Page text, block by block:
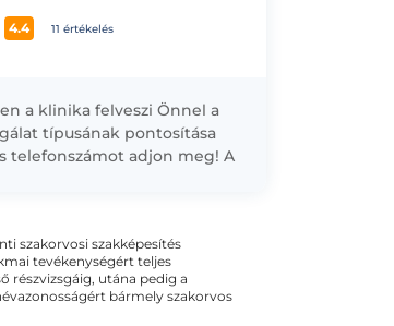
4.4 11 értékelés
a klinika felveszi Önnel a
típusának pontosítása
telefonszámot adjon meg! A
szakorvosi szakképesítés
tevékenységért teljes
részvizsgáig, utána pedig a
bármely szakorvos